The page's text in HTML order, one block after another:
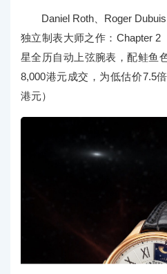
Daniel Roth、Roger
独立制表大师之作：Chapter 2
星全历自动上弦腕表，配鲑鱼
8,000港元成交，为低估价7.5
港元）